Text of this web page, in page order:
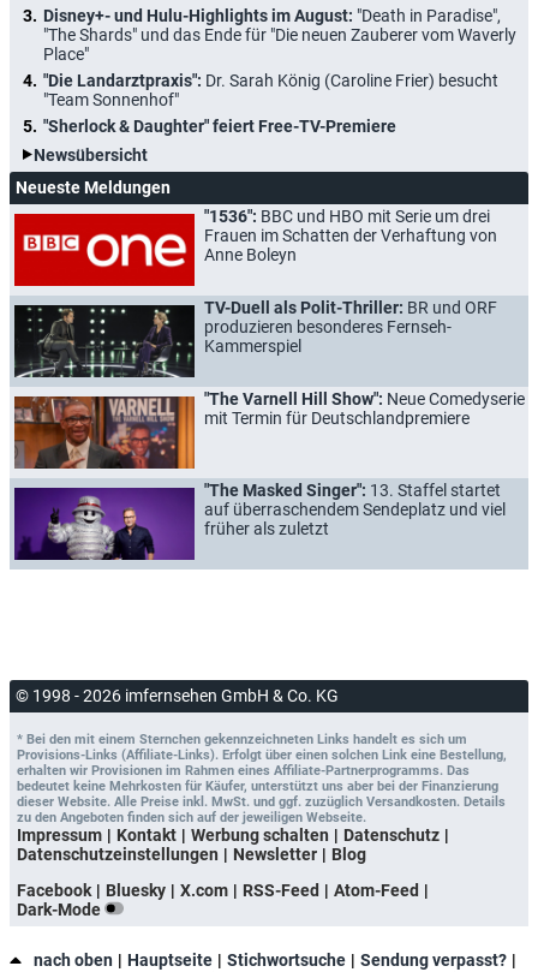
Disney+- und Hulu-Highlights im August: "Death in Paradise",
"The Shards" und das Ende für "Die neuen Zauberer vom Waverly
Place"
"Die Landarztpraxis": Dr. Sarah König (Caroline Frier) besucht
"Team Sonnenhof"
"Sherlock & Daughter" feiert Free-TV-Premiere
Newsübersicht
Neueste Meldungen
"1536": BBC und HBO mit Serie um drei
Frauen im Schatten der Verhaftung von
Anne Boleyn
TV-Duell als Polit-Thriller: BR und ORF
produzieren besonderes Fernseh-
Kammerspiel
"The Varnell Hill Show": Neue Comedyserie
mit Termin für Deutschlandpremiere
"The Masked Singer": 13. Staffel startet
auf überraschendem Sendeplatz und viel
früher als zuletzt
© 1998 - 2026 imfernsehen GmbH & Co. KG
* Bei den mit einem Sternchen gekennzeichneten Links handelt es sich um
Provisions-Links (Affiliate-Links). Erfolgt über einen solchen Link eine Bestellung,
erhalten wir Provisionen im Rahmen eines Affiliate-Partnerprogramms. Das
bedeutet keine Mehrkosten für Käufer, unterstützt uns aber bei der Finanzierung
dieser Website. Alle Preise inkl. MwSt. und ggf. zuzüglich Versandkosten. Details
zu den Angeboten finden sich auf der jeweiligen Webseite.
Impressum Kontakt Werbung schalten
Datenschutz
Datenschutzeinstellungen
Newsletter
Blog
Facebook
Bluesky X.com RSS-Feed
Atom-Feed
Dark-Mode
nach oben Hauptseite Stichwortsuche
Sendung verpasst?